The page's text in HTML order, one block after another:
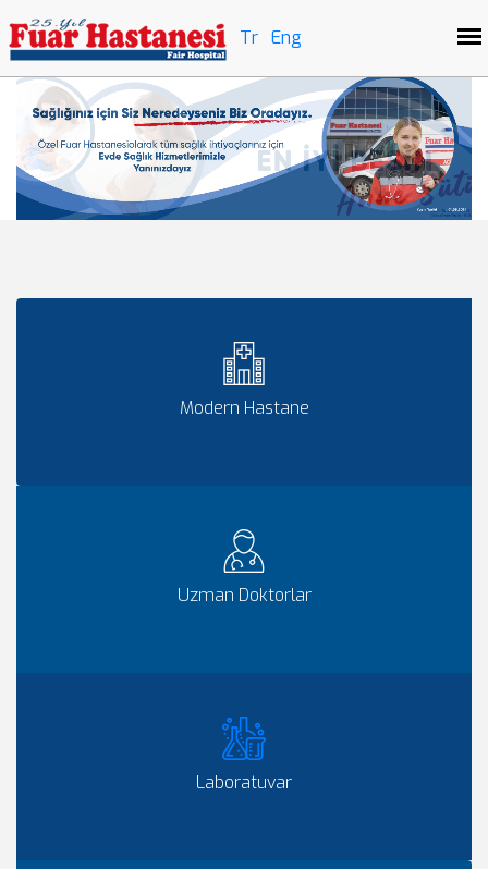
Tr Eng
Modern Hastane
Uzman Doktorlar
Laboratuvar